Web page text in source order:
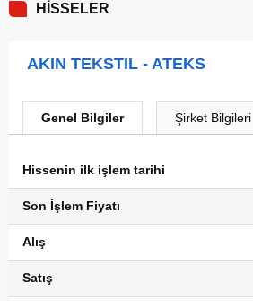
HİSSELER
AKIN TEKSTIL - ATEKS
Genel Bilgiler Şirket Bilgileri
Hissenin ilk işlem tarihi
Son İşlem Fiyatı
Alış
Satış